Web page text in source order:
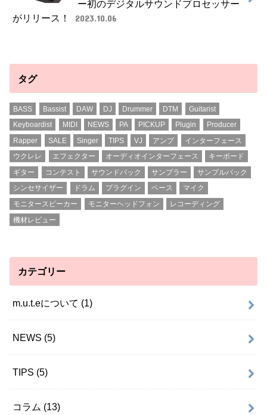
ー初のデジタルサウンドプロセッサー
がリリース！
2023.10.06
タグ
BASS Bassist DAW DJ Drummer DTM
Guitarist
Keyboardist
MIDI NEWS PA PICKUP Plugin
Producer
Rapper
SALE Singer TIPS VJ アンプ
インターフェース
ウクレレ
エフェクター オーディオインターフェース
キーボード
ギター
コンテスト サウンドパック サンプラー
サンプルパック
シンセサイザー
ドラム プラグイン ベース
マイク
モニタースピーカー
モニターヘッドフォン
レコーディング
機材レビュー
カテゴリー
m.u.t.eについて (1)
NEWS (5)
TIPS (5)
コラム (13)